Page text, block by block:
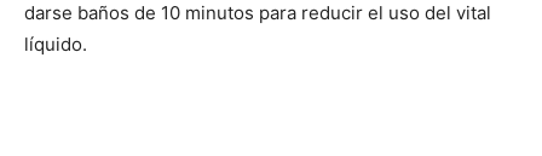
darse baños de 10 minutos para reducir el uso del vital
líquido.